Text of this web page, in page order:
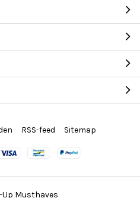
Up Musthaves
RSS-feed Sitemap